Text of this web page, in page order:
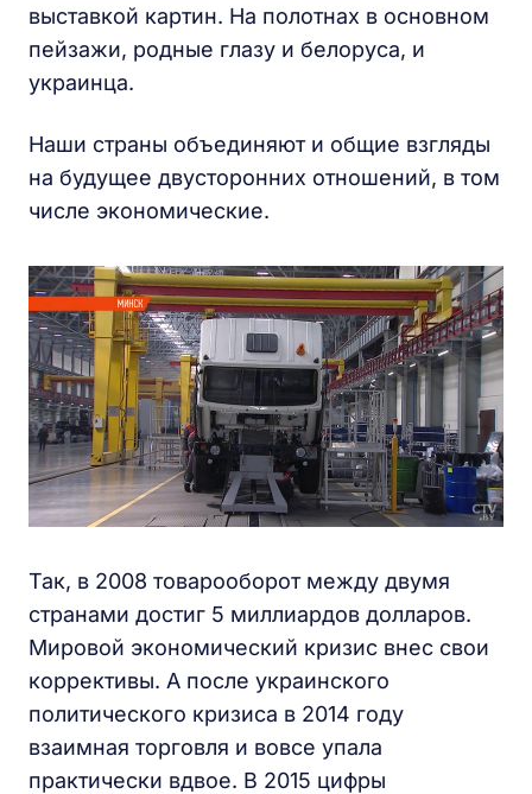
выставкой картин. На полотнах в основном
пейзажи, родные глазу и белоруса, и
украинца.
Наши страны объединяют и общие взгляды
на будущее двусторонних отношений, в том
числе экономические.
Так, в 2008 товарооборот между двумя
странами достиг 5 миллиардов долларов.
Мировой экономический кризис внес свои
коррективы. А после украинского
политического кризиса в 2014 году
взаимная торговля и вовсе упала
практически вдвое. В 2015 цифры